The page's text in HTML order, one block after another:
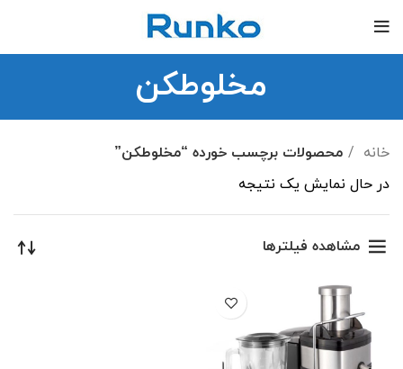
مخلوطکن
خانه
محصولات برچسب خورده “مخلوطکن”
در حال نمایش یک نتیجه
مشاهده فیلترها